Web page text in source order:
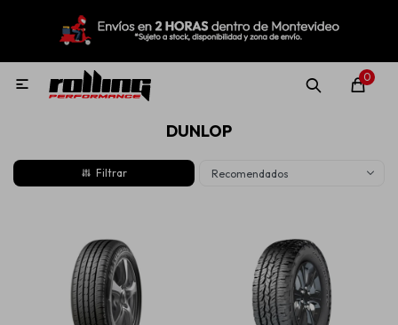
0

DUNLOP
Recomendados
MI CUENTA
Nuevo! Rolling Repuestos
Lubricantes